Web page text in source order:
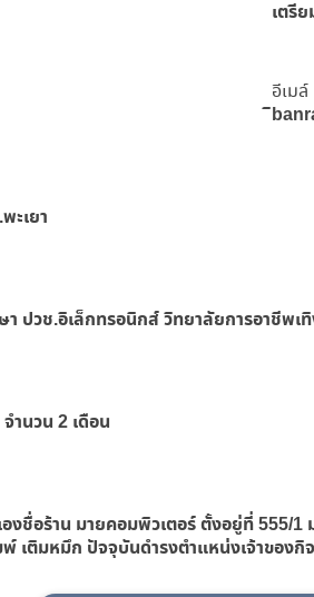
เตรี
อีเมล์
ะเยา
ปวช.อิเล็กทรอนิกส์ วิทยาลัยการอาชีพเ
ำนวน 2 เดือน
ชื่อร้าน มายคอมพิวเตอร์ ตั้งอยู่ที่ 555/1
เติมหมึก ปัจจุบันดำรงตำแหน่งเจ้าของกิ